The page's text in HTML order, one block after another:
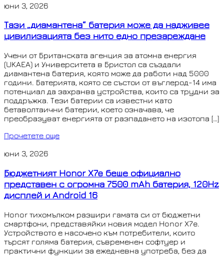
юни 3, 2026
Тази „диамантена“ батерия може да надживее
цивилизацията без нито едно презареждане
Учени от Британската агенция за атомна енергия
(UKAEA) и Университета в Бристол са създали
диамантена батерия, която може да работи над 5000
години. Батерията, която се състои от въглерод-14 има
потенциал да захранва устройства, които са трудни за
поддръжка. Тези батерии са известни като
бетаволтаични батерии, което означава, че
преобразуват енергията от разпадането на изотопа […]
Прочетете още
юни 3, 2026
Бюджетният Honor X7e беше официално
представен с огромна 7500 mAh батерия, 120Hz
дисплей и Android 16
Honor тихомълком разшири гамата си от бюджетни
смартфони, представяйки новия модел Honor X7e.
Устройството е насочено към потребители, които
търсят голяма батерия, съвременен софтуер и
практични функции за ежедневна употреба, без да